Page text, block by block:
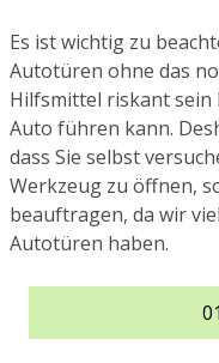
Es ist wichtig zu
Autotüren ohne das
Hilfsmittel riskant sein
Auto führen kann.
dass Sie selbst
Werkzeug zu öffnen,
beauftragen, da wir
Autotüren haben.